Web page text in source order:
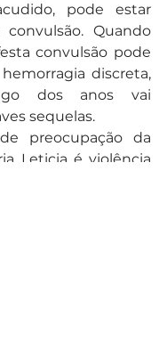
pode estar
Quando
convulsão pode
discreta,
dos anos vai
sequelas.
preocupação da
Leticia é violência